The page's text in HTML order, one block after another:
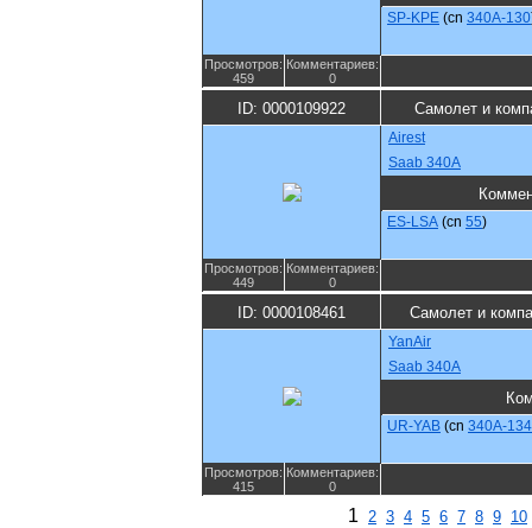
SP-KPE (cn 340A-130
Просмотров:
459
Комментариев:
0
ID: 0000109922 Самолет и
Airest
Saab 340A
ES-LSA (cn 55)
Просмотров:
449
Комментариев:
0
ID: 0000108461 Самолет и
YanAir
Saab 340A
UR-YAB (cn 340A-134
Просмотров:
415
Комментариев:
0
1 2 3 4 5 6 7 8 9 10